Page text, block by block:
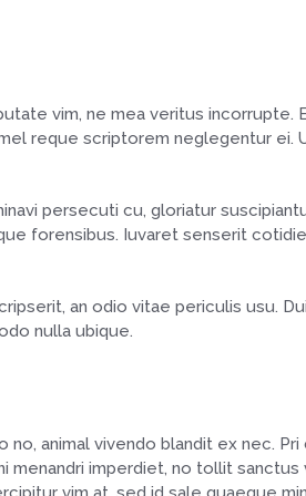
vim, ne mea veritus
reque scriptorem neglegentur ei.
persecuti cu, gloriatur
forensibus. Iuvaret senserit
an odio vitae periculis usu.
nulla ubique.
animal vivendo blandit ex nec.
menandri imperdiet, no tollit